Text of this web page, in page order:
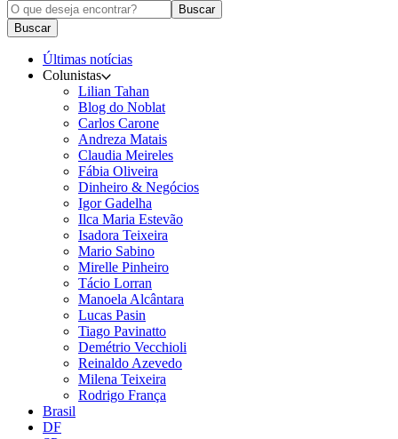
Buscar
Buscar
Últimas notícias
Colunistas
Lilian Tahan
Blog do Noblat
Carlos Carone
Andreza Matais
Claudia Meireles
Fábia Oliveira
Dinheiro & Negócios
Igor Gadelha
Ilca Maria Estevão
Isadora Teixeira
Mario Sabino
Mirelle Pinheiro
Tácio Lorran
Manoela Alcântara
Lucas Pasin
Tiago Pavinatto
Demétrio Vecchioli
Reinaldo Azevedo
Milena Teixeira
Rodrigo França
Brasil
DF